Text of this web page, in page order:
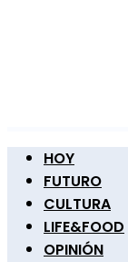
HOY
FUTURO
CULTURA
LIFE&FOOD
OPINIÓN